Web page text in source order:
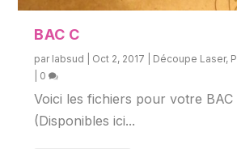
BAC C
par labsud Oct 2, 2017 Découpe Laser,
0
Voici les fichiers pour votre
(Disponibles ici...